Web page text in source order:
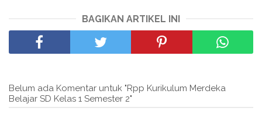
BAGIKAN ARTIKEL INI
Belum ada Komentar untuk "Rpp Kurikulum Merdeka
Belajar SD Kelas 1 Semester 2"